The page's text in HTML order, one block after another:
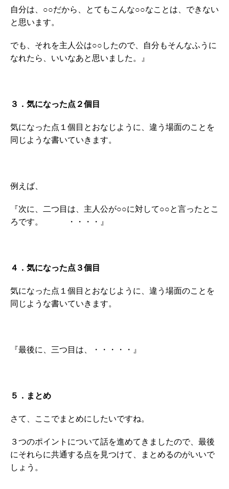
自分は、○○だから、とてもこんな○○なことは、できない
と思います。
でも、それを主人公は○○したので、自分もそんなふうに
なれたら、いいなあと思いました。』
３．気になった点２個目
気になった点１個目とおなじように、違う場面のことを
同じような書いていきます。
例えば、
『次に、二つ目は、主人公が○○に対して○○と言ったとこ
ろです。 ・・・・』
４．気になった点３個目
気になった点１個目とおなじように、違う場面のことを
同じような書いていきます。
『最後に、三つ目は、・・・・・』
５．まとめ
さて、ここでまとめにしたいですね。
３つのポイントについて話を進めてきましたので、最後
にそれらに共通する点を見つけて、まとめるのがいいで
しょう。